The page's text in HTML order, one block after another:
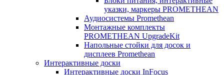
указки, маркеры PROMETHEAN
Аудиосистемы Promethean
Монтажные комплекты
PROMETHEAN UpgradeKit
Напольные стойки для досок и
дисплеев Promethean
Интерактивные доски
Интерактивные доски InFocus